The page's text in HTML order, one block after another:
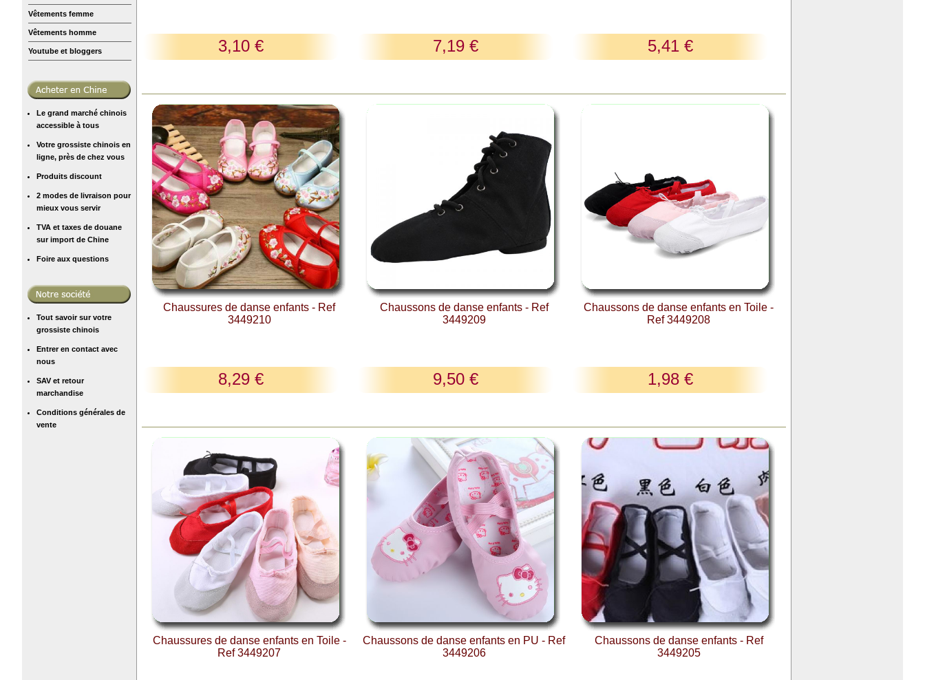
Vêtements femme
Vêtements homme
Youtube et bloggers
Le grand marché chinois
accessible à tous
Votre grossiste chinois en
ligne, près de chez vous
Produits discount
2 modes de livraison pour
mieux vous servir
TVA et taxes de douane
sur import de Chine
Foire aux questions
Tout savoir sur votre
grossiste chinois
Entrer en contact avec
nous
SAV et retour
marchandise
Conditions générales de
vente
3,10 € 7,19 € 5,41 €
Chaussures de danse enfants - Ref
3449210
8,29 €
Chaussons de danse enfants - Ref
3449209
9,50 €
Chaussons de danse enfants en Toile -
Ref 3449208
1,98 €
Chaussures de danse enfants en Toile -
Ref 3449207
Chaussons de danse enfants en PU - Ref
3449206
Chaussons de danse enfants - Ref
3449205